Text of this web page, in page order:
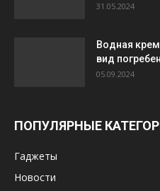
31.05.2024
Водная
вид
05.09.2024
ПОПУЛЯРНЫЕ
Гаджеты
Новости